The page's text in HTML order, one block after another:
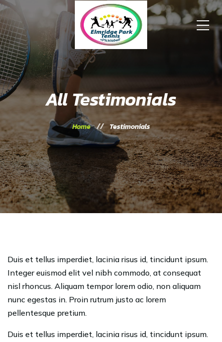
All Testimonials
Home Testimonials
Duis et tellus imperdiet, lacinia risus id, tincidunt ipsum.
Integer euismod elit vel nibh commodo, at consequat
nisl rhoncus. Aliquam tempor lorem odio, non aliquam
nunc egestas in. Proin rutrum justo ac lorem
pellentesque pretium.
Duis et tellus imperdiet, lacinia risus id, tincidunt ipsum.